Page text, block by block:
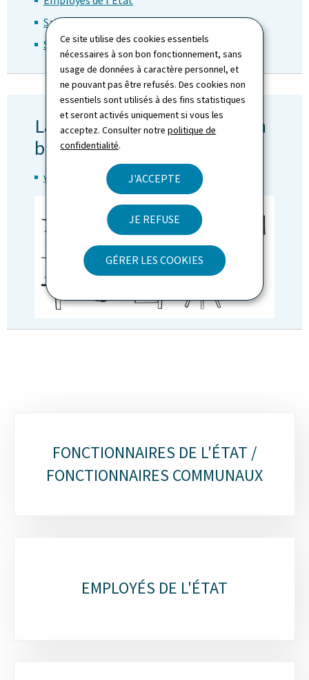
Ce site utilise des cookies essentiels
nécessaires à son bon fonctionnement, sans
usage de données à caractère personnel, et
ne pouvant pas être refusés. Des cookies non
essentiels sont utilisés à des fins statistiques
et seront activés uniquement si vous les
acceptez. Consulter notrepolitique de
confidentialité.
J'ACCEPTE
JE REFUSE
GÉRER LES COOKIES
Salariés
Stagiaires-fonctionnaires
La procédure disciplinaire en
bref
version luxembourgeoise
rubriquesFONCTIONNAIRES DE L'ÉTAT /
FONCTIONNAIRES COMMUNAUX
EMPLOYÉS DE L'ÉTAT